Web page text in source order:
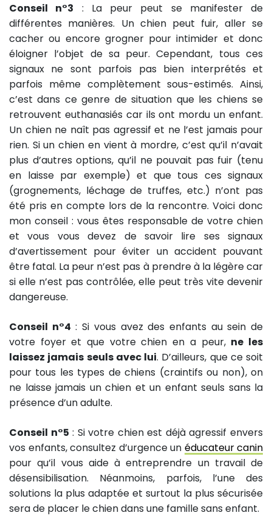
Conseil n°3 : La peur peut se manifester de
différentes manières. Un chien peut fuir, aller se
cacher ou encore grogner pour intimider et donc
éloigner l’objet de sa peur. Cependant, tous ces
signaux ne sont parfois pas bien interprétés et
parfois même complètement sous-estimés. Ainsi,
c’est dans ce genre de situation que les chiens se
retrouvent euthanasiés car ils ont mordu un enfant.
Un chien ne naît pas agressif et ne l’est jamais pour
rien. Si un chien en vient à mordre, c’est qu’il n’avait
plus d’autres options, qu’il ne pouvait pas fuir (tenu
en laisse par exemple) et que tous ces signaux
(grognements, léchage de truffes, etc.) n’ont pas
été pris en compte lors de la rencontre. Voici donc
mon conseil : vous êtes responsable de votre chien
et vous vous devez de savoir lire ses signaux
d’avertissement pour éviter un accident pouvant
être fatal. La peur n’est pas à prendre à la légère car
si elle n’est pas contrôlée, elle peut très vite devenir
dangereuse.
Conseil n°4 : Si vous avez des enfants au sein de
votre foyer et que votre chien en a peur, ne les
laissez jamais seuls avec lui. D’ailleurs, que ce soit
pour tous les types de chiens (craintifs ou non), on
ne laisse jamais un chien et un enfant seuls sans la
présence d’un adulte.
Conseil n°5 : Si votre chien est déjà agressif envers
vos enfants, consultez d’urgence un éducateur canin
pour qu’il vous aide à entreprendre un travail de
désensibilisation. Néanmoins, parfois, l’une des
solutions la plus adaptée et surtout la plus sécurisée
sera de placer le chien dans une famille sans enfant.